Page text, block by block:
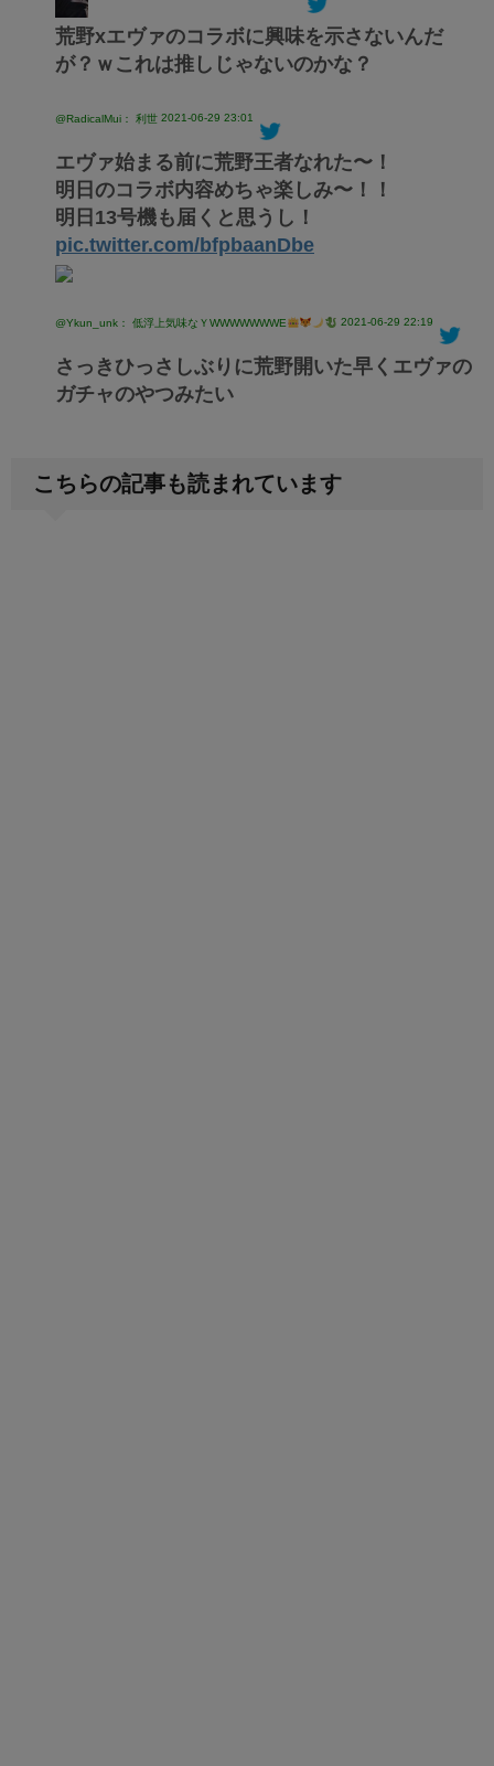
荒野xエヴァのコラボに興味を示さないんだ
が？ｗこれは推しじゃないのかな？
@RadicalMui： 利世 2021-06-29 23:01
エヴァ始まる前に荒野王者なれた〜！
明日のコラボ内容めちゃ楽しみ〜！！
明日13号機も届くと思うし！
pic.twitter.com/bfpbaanDbe
@Ykun_unk： 低浮上気味なＹWWWWWWWE 2021-06-29 22:19
さっきひっさしぶりに荒野開いた早くエヴァの
ガチャのやつみたい
こちらの記事も読まれています